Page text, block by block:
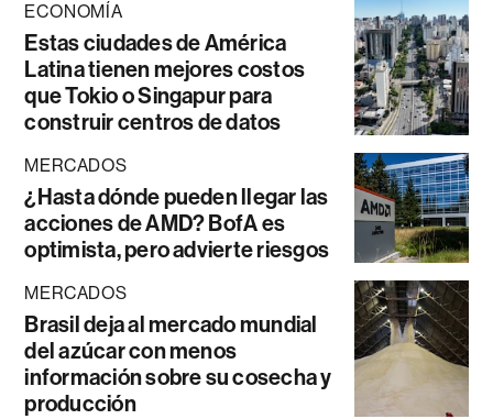
ECONOMÍA
Estas ciudades de América
Latina tienen mejores costos
que Tokio o Singapur para
construir centros de datos
MERCADOS
¿Hasta dónde pueden llegar las
acciones de AMD? BofA es
optimista, pero advierte riesgos
MERCADOS
Brasil deja al mercado mundial
del azúcar con menos
información sobre su cosecha y
producción